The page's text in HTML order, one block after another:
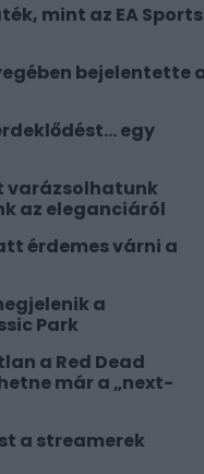
mint az EA Sports
bejelentette
egy
varázsolhatunk
az eleganciáról
érdemes várni a
a
Park
a Red Dead
már a „next-
a streamerek